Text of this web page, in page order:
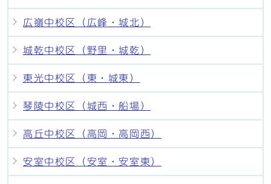
広嶺中校区（広峰・城北）
城乾中校区（野里・城乾）
東光中校区（東・城東）
琴陵中校区（城西・船場）
高丘中校区（高岡・高岡西）
安室中校区（安室・安室東）